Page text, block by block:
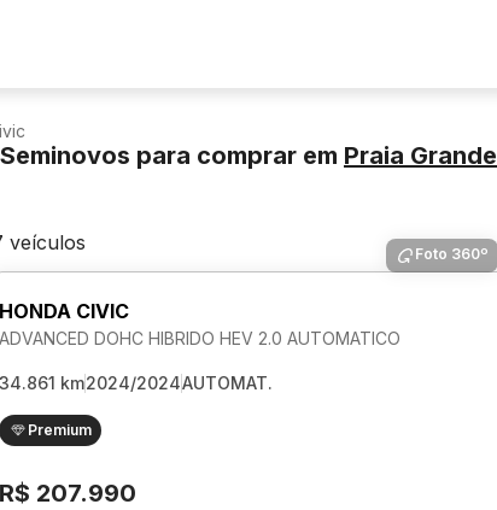
para comprar em Praia Grande
veículos Foto 360º
HONDA CIVIC
ADVANCED DOHC HIBRIDO HEV 2.0 AUTOMATICO
34.861 km2024/2024AUTOMAT.
Premium
R$ 207.990